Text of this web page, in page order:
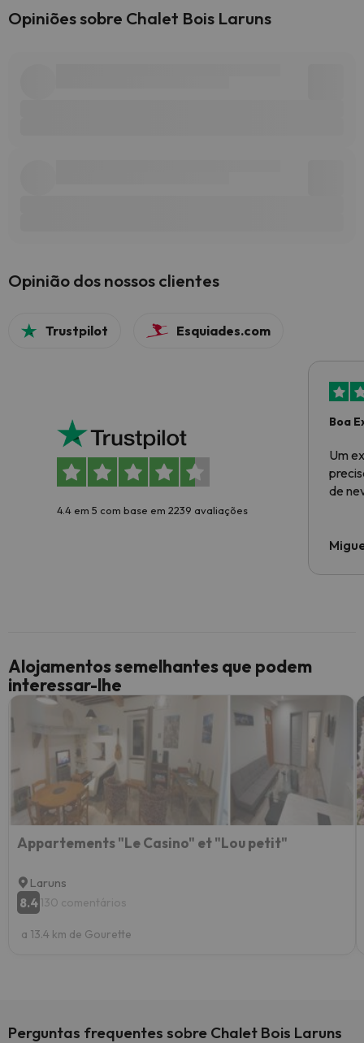
Opiniões sobre Chalet Bois Laruns
Opinião dos nossos clientes
Trustpilot Esquiades.com
4.4 em 5 com base em 2239 avaliações
Boa
Um
de
Alojamentos semelhantes que podem
interessar-lhe
Appartements "Le Casino" et "Lou petit"
Laruns
8.4130 comentários
a 13.4 km de Gourette
Perguntas frequentes sobre Chalet Bois Laruns